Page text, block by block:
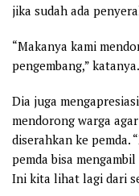
jika sudah ada
“Makanya kami
pengembang,” katanya.
Dia juga
mendorong warga
diserahkan ke pemda.
pemda bisa
Ini kita lihat lagi dari